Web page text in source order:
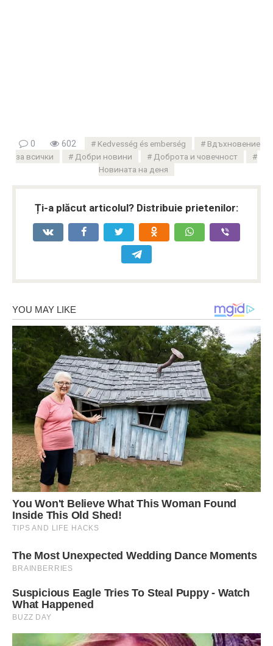
0 602 Kedvesség és emberség
Вдъхновение
за всички
Добри новини
Доброта и човечност
Новината на деня
Ți-a plăcut articolul? Distribuie prietenilor: